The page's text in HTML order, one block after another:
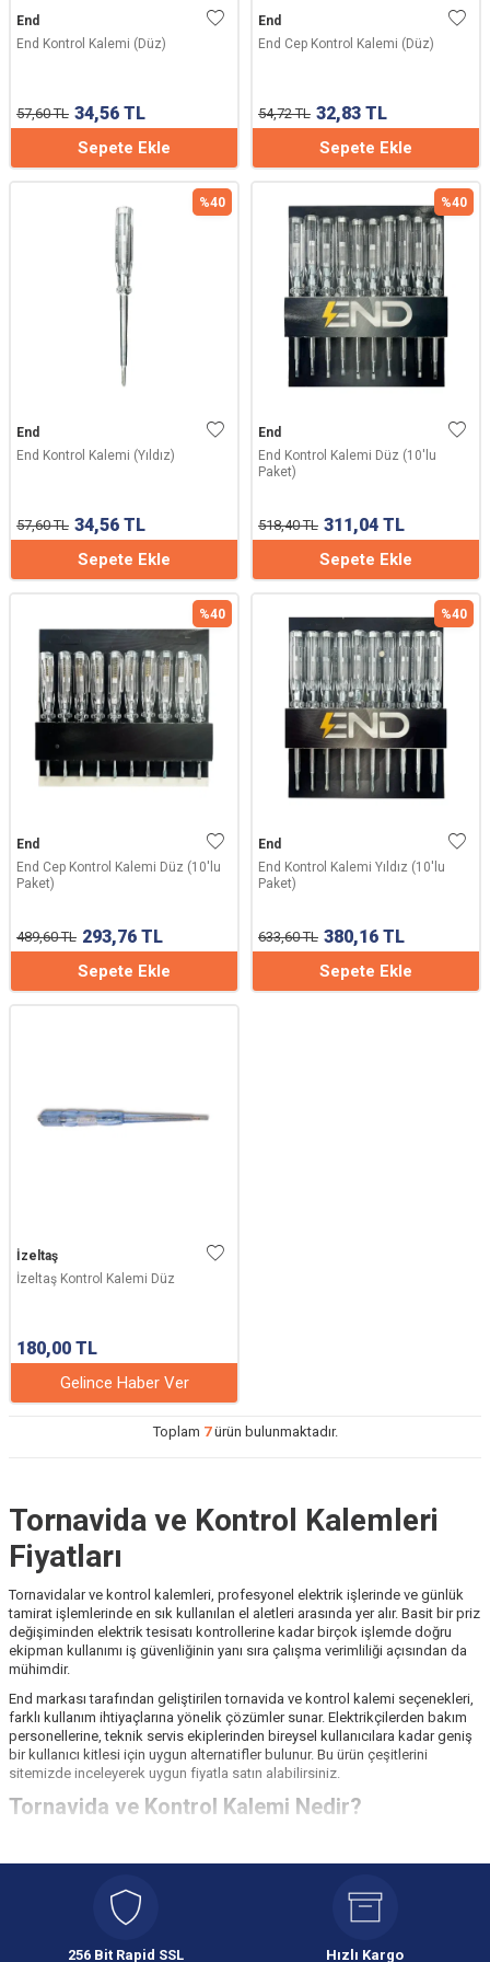
End
End Kontrol Kalemi (Düz)
57,60TL 34,56 TL
Sepete Ekle
End
End Cep Kontrol Kalemi (Düz)
54,72TL 32,83 TL
Sepete Ekle
%40
End
End Kontrol Kalemi (Yıldız)
57,60TL 34,56 TL
Sepete Ekle
%40
End
End Kontrol Kalemi Düz (10'lu
Paket)
518,40TL 311,04 TL
Sepete Ekle
%40
End
End Cep Kontrol Kalemi Düz (10'lu
Paket)
489,60TL 293,76 TL
Sepete Ekle
%40
End
End Kontrol Kalemi Yıldız (10'lu
Paket)
633,60TL 380,16 TL
Sepete Ekle
İzeltaş
İzeltaş Kontrol Kalemi Düz
180,00 TL
Gelince Haber Ver
Toplam 7ürün bulunmaktadır.
Tornavida ve Kontrol Kalemleri
Fiyatları
Tornavidalar ve kontrol kalemleri, profesyonel elektrik işlerinde ve günlük
tamirat işlemlerinde en sık kullanılan el aletleri arasında yer alır. Basit bir priz
değişiminden elektrik tesisatı kontrollerine kadar birçok işlemde doğru
ekipman kullanımı iş güvenliğinin yanı sıra çalışma verimliliği açısından da
mühimdir.
End markası tarafından geliştirilen tornavida ve kontrol kalemi seçenekleri,
farklı kullanım ihtiyaçlarına yönelik çözümler sunar. Elektrikçilerden bakım
personellerine, teknik servis ekiplerinden bireysel kullanıcılara kadar geniş
bir kullanıcı kitlesi için uygun alternatifler bulunur. Bu ürün çeşitlerini
sitemizde inceleyerek uygun fiyatla satın alabilirsiniz.
Tornavida ve Kontrol Kalemi Nedir?
güvenli çalışma imkanı sunar.
Kontrol kalemleri ise elektrik hattında enerji olup olmadığını hızlı şekilde
256 Bit Rapid SSL Hızlı Kargo